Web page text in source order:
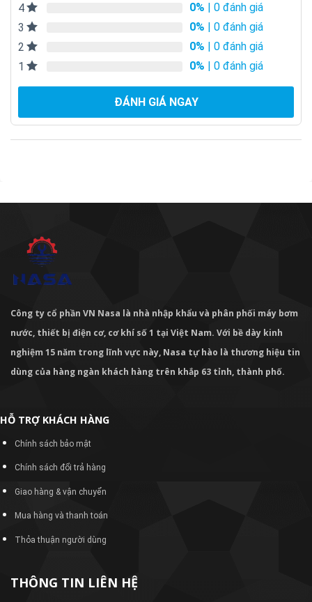
4
0% | 0 đánh giá
3
0% | 0 đánh giá
2
0% | 0 đánh giá
1
0% | 0 đánh giá
ĐÁNH GIÁ NGAY
Công ty cổ phần VN Nasa là nhà nhập khẩu và phân phối máy bơm
nước, thiết bị điện cơ, cơ khí số 1 tại Việt Nam. Với bề dày kinh
nghiệm 15 năm trong lĩnh vực này, Nasa tự hào là thương hiệu tin
dùng của hàng ngàn khách hàng trên khắp 63 tỉnh, thành phố.
HỖ TRỢ KHÁCH HÀNG
Chính sách bảo mật
Chính sách đổi trả hàng
Giao hàng & vận chuyển
Mua hàng và thanh toán
Thỏa thuận người dùng
THÔNG TIN LIÊN HỆ